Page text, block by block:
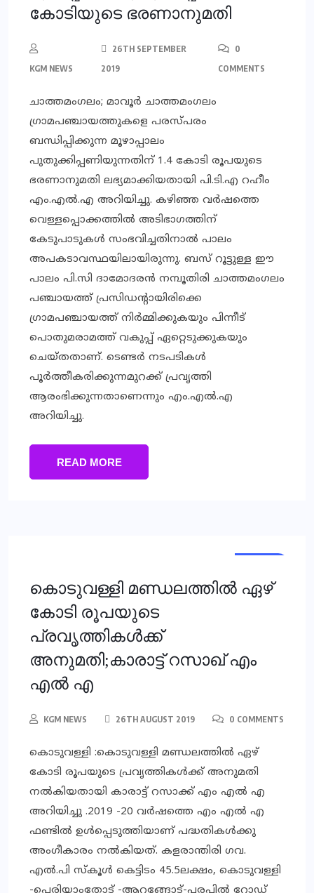
കോടിയുടെ ഭരണാനുമതി
KGM NEWS
26TH SEPTEMBER
2019
0
COMMENTS
ചാത്തമംഗലം; മാവൂര്‍ ചാത്തമംഗലം
ഗ്രാമപഞ്ചായത്തുകളെ പരസ്പരം
ബന്ധിപ്പിക്കുന്ന മൂഴാപ്പാലം
പുതുക്കിപ്പണിയുന്നതിന് 1.4 കോടി രൂപയുടെ
ഭരണാനുമതി ലഭ്യമാക്കിയതായി പി.ടി.എ റഹീം
എം.എല്‍.എ അറിയിച്ചു. കഴിഞ്ഞ വര്‍ഷത്തെ
വെള്ളപ്പൊക്കത്തില്‍ അടിഭാഗത്തിന്
കേടുപാടുകള്‍ സംഭവിച്ചതിനാല്‍ പാലം
അപകടാവസ്ഥയിലായിരുന്നു. ബസ് റൂട്ടുള്ള ഈ
പാലം പി.സി ദാമോദരന്‍ നമ്പൂതിരി ചാത്തമംഗലം
പഞ്ചായത്ത് പ്രസിഡന്റായിരിക്കെ
ഗ്രാമപഞ്ചായത്ത് നിര്‍മ്മിക്കുകയും പിന്നീട്
പൊതുമരാമത്ത് വകുപ്പ് ഏറ്റെടുക്കുകയും
ചെയ്തതാണ്. ടെണ്ടര്‍ നടപടികള്‍
പൂര്‍ത്തീകരിക്കുന്നമുറക്ക് പ്രവൃത്തി
ആരംഭിക്കുന്നതാണെന്നും എം.എല്‍.എ
അറിയിച്ചു.
READ MORE
കൊടുവള്ളി മണ്ഡലത്തില്‍ ഏഴ്
കോടി രൂപയുടെ
പ്രവൃത്തികള്‍ക്ക്
അനുമതി;കാരാട്ട് റസാഖ് എം
എൽ എ
KGM NEWS 26TH AUGUST 2019 0 COMMENTS
കൊടുവള്ളി :കൊടുവള്ളി മണ്ഡലത്തില്‍ ഏഴ്
കോടി രൂപയുടെ പ്രവൃത്തികള്‍ക്ക് അനുമതി
നല്‍കിയതായി കാരാട്ട് റസാക്ക് എം എല്‍ എ
അറിയിച്ചു .2019 -20 വര്‍ഷത്തെ എം എല്‍ എ
ഫണ്ടില്‍ ഉള്‍പ്പെടുത്തിയാണ് പദ്ധതികള്‍ക്കു
അംഗീകാരം നല്‍കിയത്. കളരാന്തിരി ഗവ.
എല്‍.പി സ്‌കൂള്‍ കെട്ടിടം 45.5ലക്ഷം, കൊടുവള്ളി